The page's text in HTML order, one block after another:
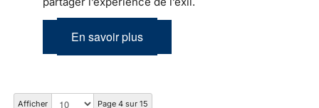
En savoir plus
Afficher Page 4 sur 15